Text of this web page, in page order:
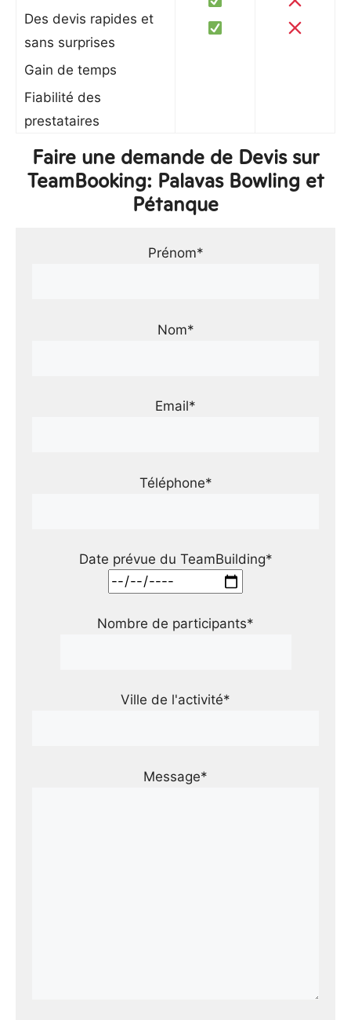
Des devis rapides et
sans surprises
Gain de temps
Fiabilité des
prestataires
Faire une demande de Devis sur
TeamBooking: Palavas Bowling et
Pétanque
Prénom*
Nom*
Email*
Téléphone*
Date prévue du TeamBuilding*
Nombre de participants*
Ville de l'activité*
Message*